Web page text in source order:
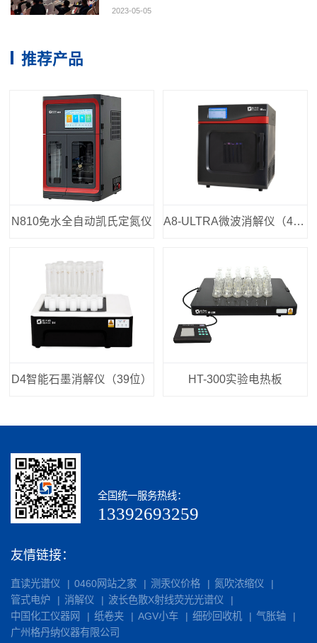
2023-05-05
推荐产品
N810免水全自动凯氏定氮仪 A8-ULTRA微波消解仪（40位）
D4智能石墨消解仪（39位） HT-300实验电热板
全国统一服务热线：
13392693259
友情链接：
直读光谱仪 0460网站之家 测汞仪价格
氮吹浓缩仪
管式电炉
消解仪
波长色散X射线荧光光谱仪
中国化工仪器网
纸卷夹 AGV小车 细砂回收机
气胀轴
广州格丹纳仪器有限公司